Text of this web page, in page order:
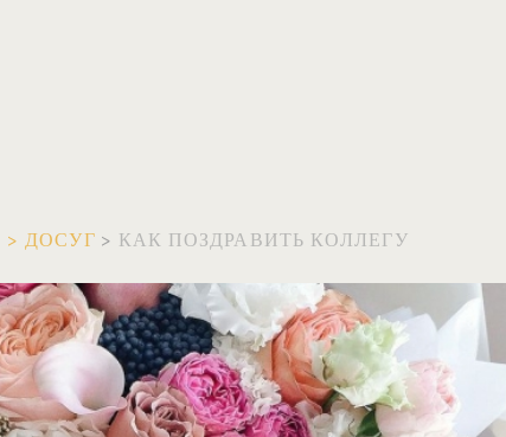
> ДОСУГ > КАК ПОЗДРАВИТЬ КОЛЛЕГУ